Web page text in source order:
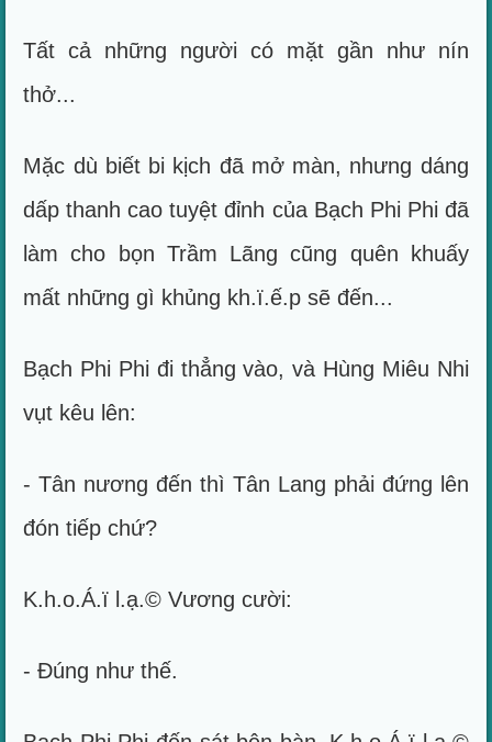
Tất cả những người có mặt gần như nín
thở...
Mặc dù biết bi kịch đã mở màn, nhưng dáng
dấp thanh cao tuyệt đỉnh của Bạch Phi Phi đã
làm cho bọn Trầm Lãng cũng quên khuấy
mất những gì khủng kh.ï.ế.p sẽ đến...
Bạch Phi Phi đi thẳng vào, và Hùng Miêu Nhi
vụt kêu lên:
- Tân nương đến thì Tân Lang phải đứng lên
đón tiếp chứ?
K.h.o.Á.ï l.ạ.© Vương cười:
- Đúng như thế.